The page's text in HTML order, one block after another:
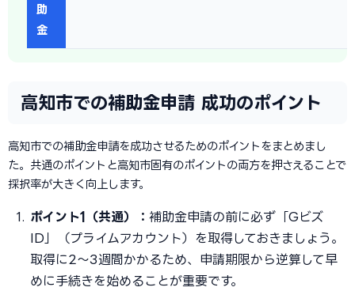
助
金
高知市での補助金申請 成功のポイント
高知市での補助金申請を成功させるためのポイントをまとめまし
た。共通のポイントと高知市固有のポイントの両方を押さえることで
採択率が大きく向上します。
ポイント1（共通）： 補助金申請の前に必ず「Gビズ
ID」（プライムアカウント）を取得しておきましょう。
取得に2〜3週間かかるため、申請期限から逆算して早
めに手続きを始めることが重要です。